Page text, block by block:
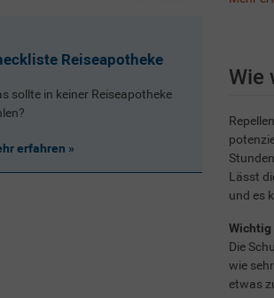
Wie
Lässt
und es
Wichtig
Die
wie
etwas
Reiseapotheke
sollte in keiner Reiseapotheke
erfahren